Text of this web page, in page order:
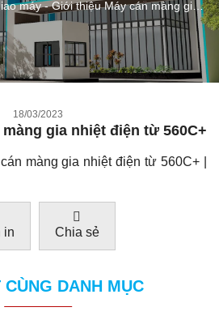
máy-Giới thiệu Máy cán màng gia
điện từ 560C+
18/03/2023
gia nhiệt điện từ 560C+
màng gia nhiệt điện từ 560C+ |
in Chia sẻ
CÙNG DANH MỤC